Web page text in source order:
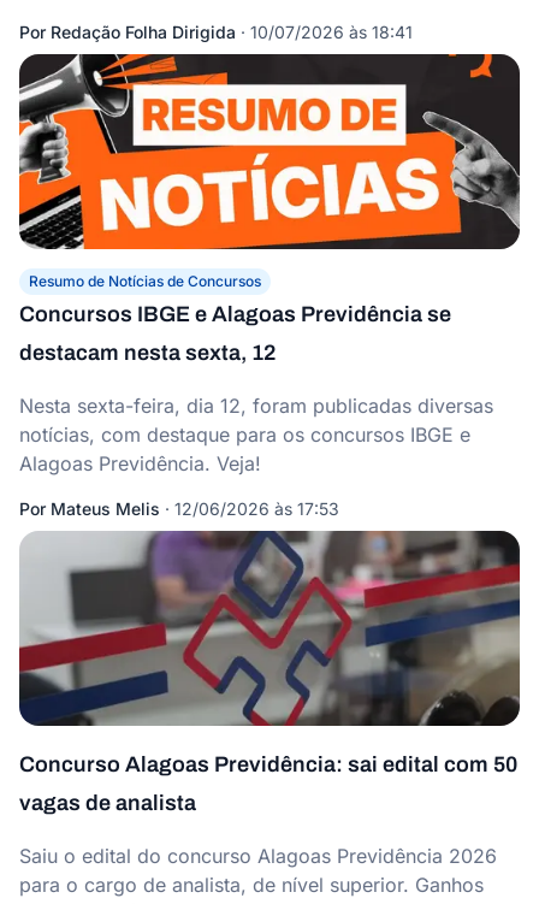
Por Redação Folha Dirigida · 10/07/2026 às 18:41
Resumo de Notícias de Concursos
Concursos IBGE e Alagoas Previdência se
destacam nesta sexta, 12
Nesta sexta-feira, dia 12, foram publicadas diversas
notícias, com destaque para os concursos IBGE e
Alagoas Previdência. Veja!
Por Mateus Melis · 12/06/2026 às 17:53
Concurso Alagoas Previdência: sai edital com 50
vagas de analista
Saiu o edital do concurso Alagoas Previdência 2026
para o cargo de analista, de nível superior. Ganhos